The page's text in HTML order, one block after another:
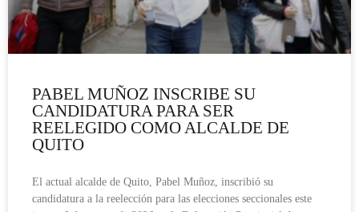
PABEL MUÑOZ INSCRIBE SU
CANDIDATURA PARA SER
REELEGIDO COMO ALCALDE DE
QUITO
El actual alcalde de Quito, Pabel Muñoz, inscribió su
candidatura a la reelección para las elecciones seccionales este